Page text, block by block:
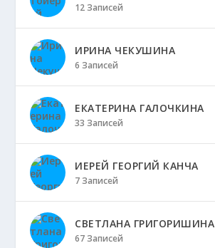
12 Записей
ИРИНА ЧЕКУШИНА
6 Записей
ЕКАТЕРИНА ГАЛОЧКИНА
33 Записей
ИЕРЕЙ ГЕОРГИЙ КАНЧА
7 Записей
СВЕТЛАНА ГРИГОРИШИНА
67 Записей